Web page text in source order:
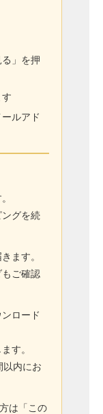
」を押
ルアド
グを続
ます。
ご確認
ロード
す。
以内にお
は「この